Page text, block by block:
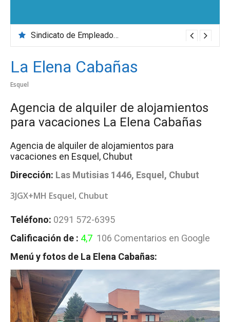
Sindicato de Empleados de Comercio
La Elena Cabañas
Esquel
Agencia de alquiler de alojamientos
para vacaciones La Elena Cabañas
Agencia de alquiler de alojamientos para
vacaciones en Esquel, Chubut
Dirección: Las Mutisias 1446, Esquel, Chubut
3JGX+MH Esquel, Chubut
Teléfono: 0291 572-6395
Calificación de : 4,7 106 Comentarios en Google
Menú y fotos de La Elena Cabañas: